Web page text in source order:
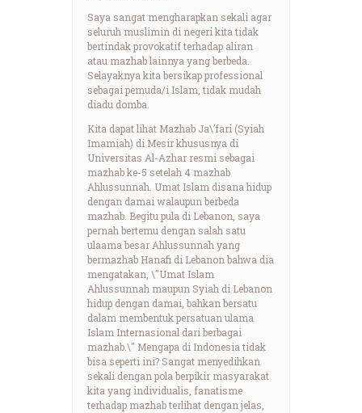
Saya sangat mengharapkan sekali agar
seluruh muslimin di negeri kita tidak
bertindak provokatif terhadap aliran
atau mazhab lainnya yang berbeda.
Selayaknya kita bersikap professional
sebagai pemuda/i Islam, tidak mudah
diadu domba.
Kita dapat lihat Mazhab Ja\’fari (Syiah
Imamiah) di Mesir khususnya di
Universitas Al-Azhar resmi sebagai
mazhab ke-5 setelah 4 mazhab
Ahlussunnah. Umat Islam disana hidup
dengan damai walaupun berbeda
mazhab. Begitu pula di Lebanon, saya
pernah bertemu dengan salah satu
ulaama besar Ahlussunnah yang
bermazhab Hanafi di Lebanon bahwa dia
mengatakan, \"Umat Islam
Ahlussunnah maupun Syiah di Lebanon
hidup dengan damai, bahkan bersatu
dalam membentuk persatuan ulama
Islam Internasional dari berbagai
mazhab.\" Mengapa di Indonesia tidak
bisa seperti ini? Sangat menyedihkan
sekali dengan pola berpikir masyarakat
kita yang individualis, fanatisme
terhadap mazhab terlihat dengan jelas,